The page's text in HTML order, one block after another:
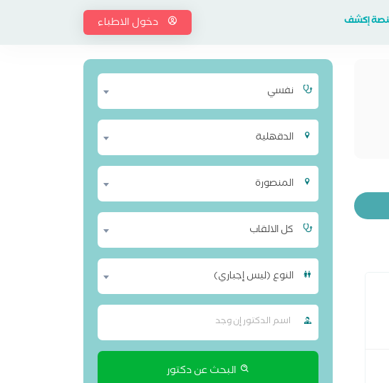
إكشف دخول الاطباء
نفسي
الدقهلية
المنصورة
كل الالقاب
النوع (ليس إجباري)
البحث عن دكتور